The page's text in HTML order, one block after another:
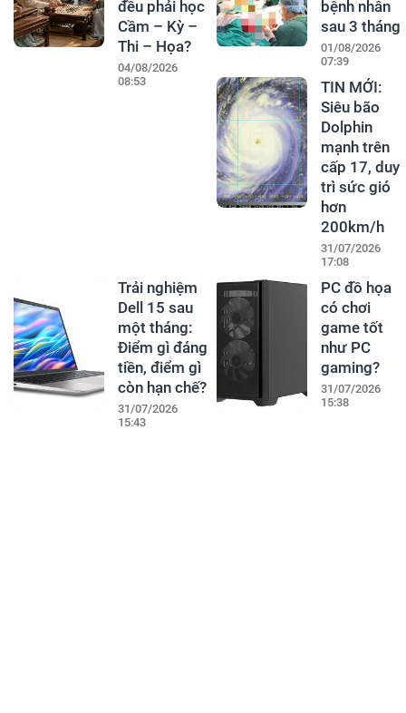
đều phải học
Cầm – Kỳ –
Thi – Họa?
04/08/2026
08:53
bệnh nhân
sau 3 tháng
01/08/2026
07:39
TIN MỚI:
Siêu bão
Dolphin
mạnh trên
cấp 17, duy
trì sức gió
hơn
200km/h
31/07/2026
17:08
Trải nghiệm
Dell 15 sau
một tháng:
Điểm gì đáng
tiền, điểm gì
còn hạn chế?
31/07/2026
15:43
PC đồ họa
có chơi
game tốt
như PC
gaming?
31/07/2026
15:38